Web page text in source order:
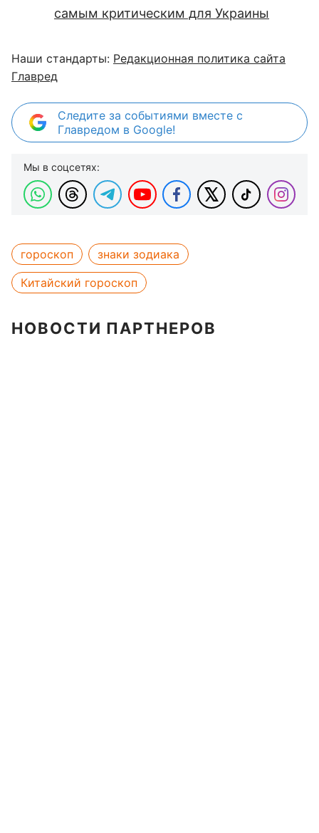
самым критическим для Украины
Наши стандарты: Редакционная политика сайта
Главред
Следите за событиями вместе с
Главредом в Google!
Мы в соцсетях:
гороскоп
знаки зодиака
Китайский гороскоп
НОВОСТИ ПАРТНЕРОВ